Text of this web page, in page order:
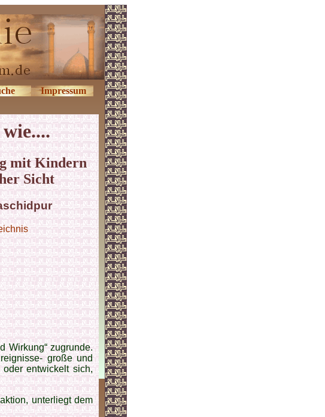
Impressum
mit Kindern
Sicht
Wirkung“ zugrunde.
große und
entwickelt sich,
unterliegt dem